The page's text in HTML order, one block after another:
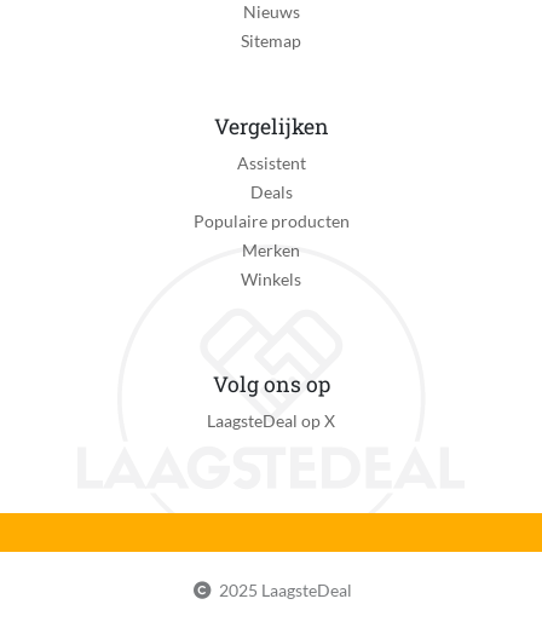
Nieuws
Sitemap
Vergelijken
Assistent
Deals
Populaire producten
Merken
Winkels
Volg ons op
LaagsteDeal op X
2025 LaagsteDeal